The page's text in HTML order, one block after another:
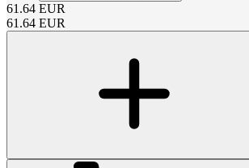
61.64 EUR
61.64 EUR